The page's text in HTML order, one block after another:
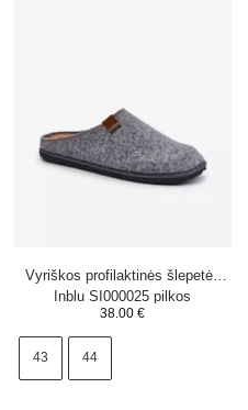
Vyriškos profilaktinės šlepetės
Inblu SI000025 pilkos
38.00 €
43 44